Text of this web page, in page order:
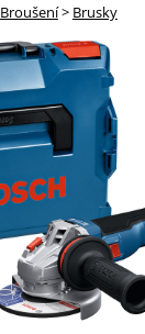
Broušení> Brusky